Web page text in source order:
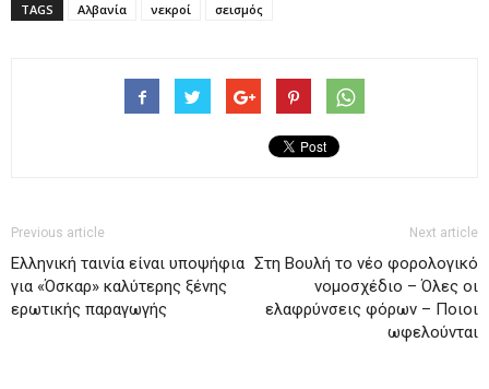
TAGS Αλβανία νεκροί σεισμός
Previous article
Ελληνική ταινία είναι υποψήφια
για «Όσκαρ» καλύτερης ξένης
ερωτικής παραγωγής
Next article
Στη Βουλή το νέο φορολογικό
νομοσχέδιο – Όλες οι
ελαφρύνσεις φόρων – Ποιοι
ωφελούνται